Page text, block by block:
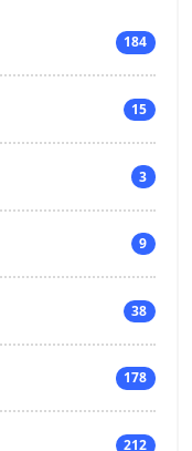
184
15
3
9
38
178
212